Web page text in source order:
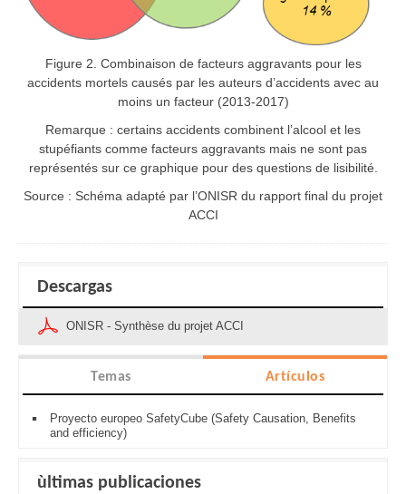
Figure 2. Combinaison de facteurs aggravants pour les
accidents mortels causés par les auteurs d’accidents avec au
moins un facteur (2013-2017)
Remarque : certains accidents combinent l’alcool et les
stupéfiants comme facteurs aggravants mais ne sont pas
représentés sur ce graphique pour des questions de lisibilité.
Source : Schéma adapté par l’ONISR du rapport final du projet
ACCI
Descargas
ONISR - Synthèse du projet ACCI
Temas Artículos
Proyecto europeo SafetyCube (Safety Causation, Benefits
and efficiency)
ùltimas publicaciones